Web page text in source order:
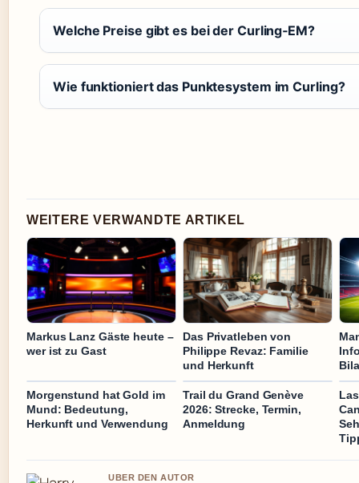
Welche Preise gibt es bei der Curling‑EM?
Wie funktioniert das Punktesystem im Curling?
WEITERE VERWANDTE ARTIKEL
Markus Lanz Gäste heute –
wer ist zu Gast
Das Privatleben von
Philippe Revaz: Familie
und Herkunft
Morgenstund hat Gold im
Mund: Bedeutung,
Herkunft und Verwendung
Trail du Grand Genève
2026: Strecke, Termin,
Anmeldung
UBER DEN AUTOR